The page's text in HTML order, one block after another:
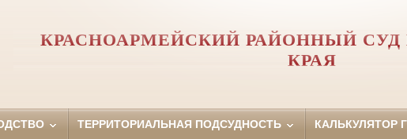
КРАСНОАРМЕЙСКИЙ РАЙОННЫЙ СУД
КРАЯ
ТЕРРИТОРИАЛЬНАЯ ПОДСУДНОСТЬ КАЛЬКУЛЯТОР